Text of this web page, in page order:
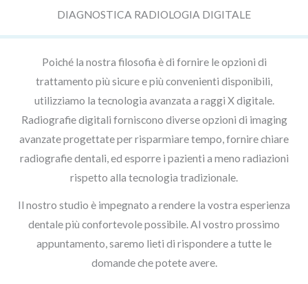
DIAGNOSTICA RADIOLOGIA DIGITALE
Poiché la nostra filosofia è di fornire le opzioni di
trattamento più sicure e più convenienti disponibili,
utilizziamo la tecnologia avanzata a raggi X digitale.
Radiografie digitali forniscono diverse opzioni di imaging
avanzate progettate per risparmiare tempo, fornire chiare
radiografie dentali, ed esporre i pazienti a meno radiazioni
rispetto alla tecnologia tradizionale.
Il nostro studio è impegnato a rendere la vostra esperienza
dentale più confortevole possibile. Al vostro prossimo
appuntamento, saremo lieti di rispondere a tutte le
domande che potete avere.